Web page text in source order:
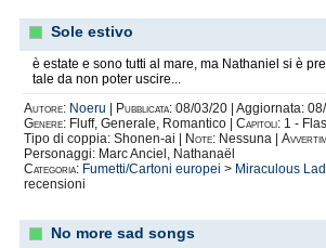
Sole estivo
è estate e sono tutti al mare, ma Nathaniel si è
tale da non poter uscire...
Autore: Noeru Pubblicata: 08/03/20 | Aggiornata: 08/
Genere: Fluff, Generale, Romantico | Capitoli: 1 -
Tipo di coppia: Shonen-ai |
Note: Nessuna |
Personaggi: Marc Anciel, Nathanaël
Categoria: Fumetti/Cartoni europei > Miraculous
recensioni
No more sad songs